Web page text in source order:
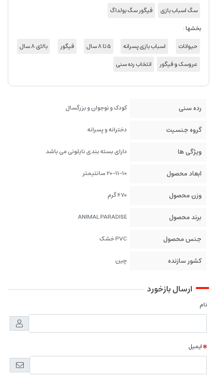
سگ اسباب بازی
فیگور سگ بولداگ
بخشها :
حیوانات
اسباب بازی پسرانه 5 تا 8 سال فیگور
بالای 8 سال
عروسک و فیگور
انتخاب رده سنی
رده سنی کودک و نوجوان و بزرگسال
گروه جنسیت دخترانه و پسرانه
ویژگی ها دارای بسته بندی نایلونی می باشد
ابعاد محصول 20-11-10 سانتیمتر
وزن محصول 670 گرم
برند محصول ANIMAL PARADISE
جنس محصول PVC خشک
کشور سازنده چین
ارسال بازخورد
نام
ایمیل